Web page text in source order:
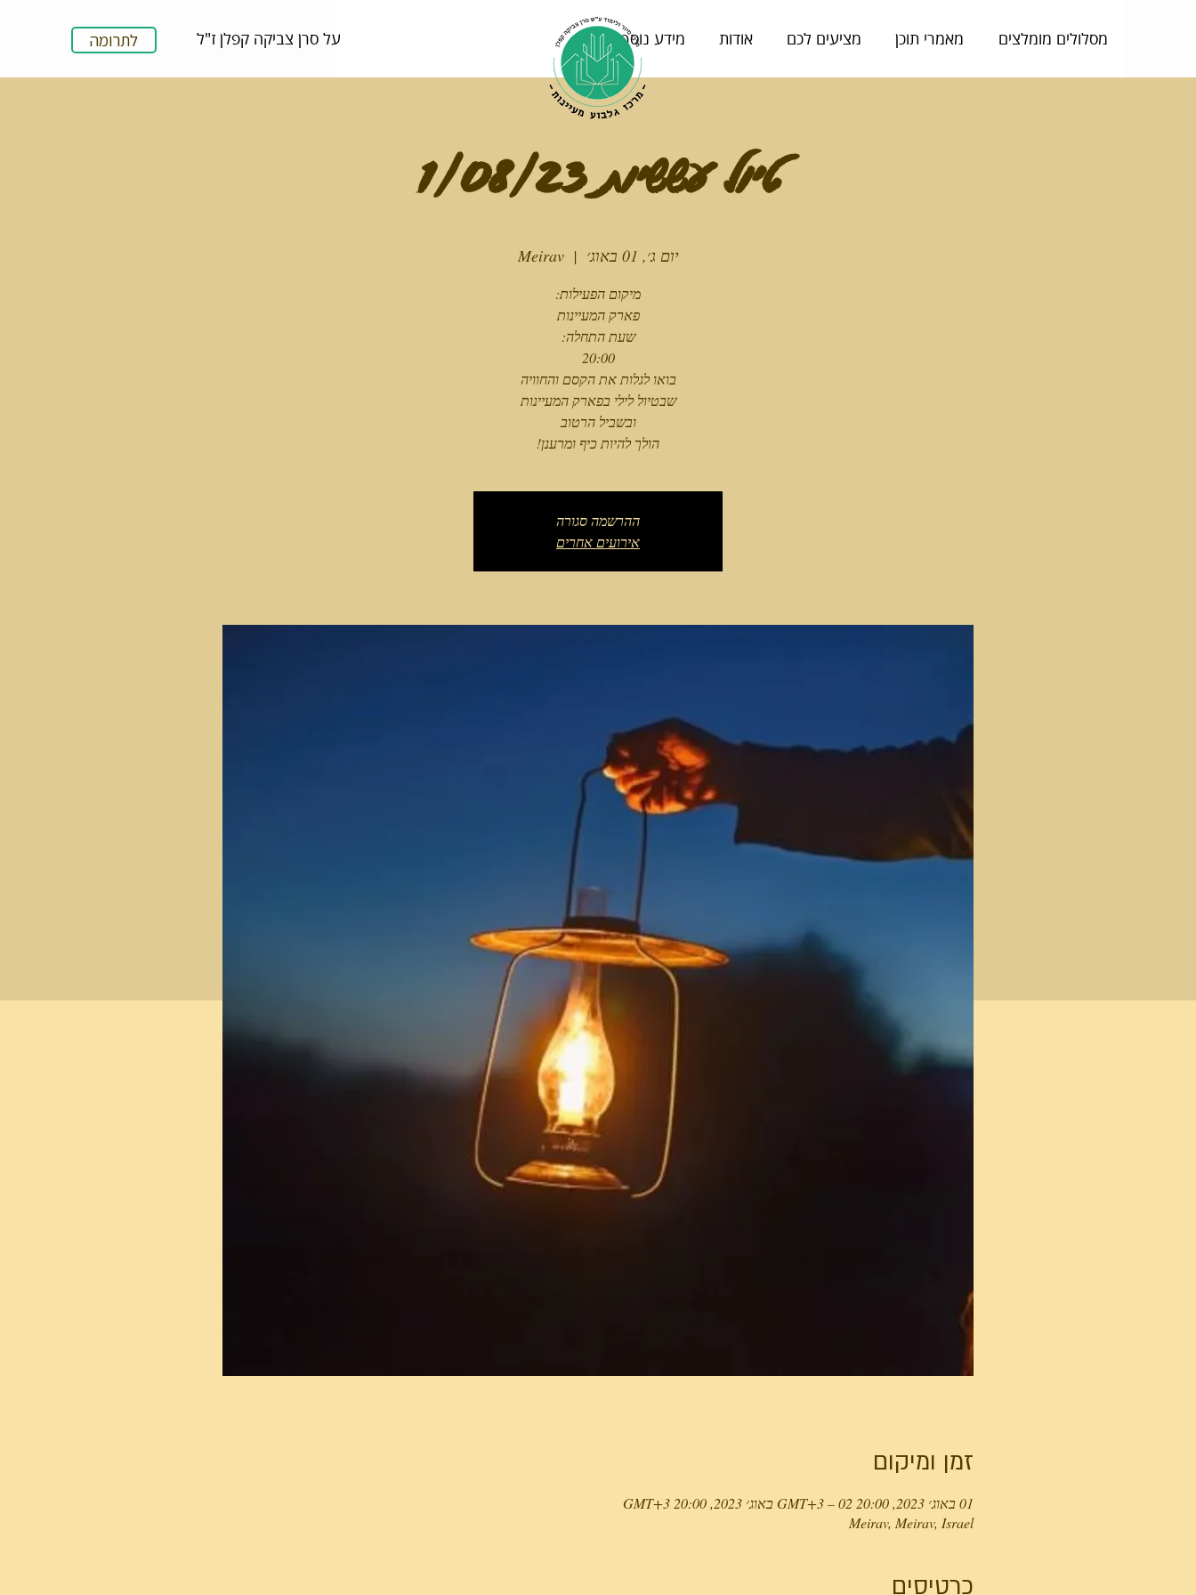
לתרומה על סרן צביקה קפלן ז"ל מסלולים מומלצים מאמרי תוכן מציעים לכם אודות מידע נוסף
טיול עששיות 1/08/23
יום ג׳, 01 באוג׳
  |
Meirav
הולך להיות כיף ומרענן!
ההרשמה סגורה
אירועים אחרים
זמן ומיקום
01 באוג׳ 2023, 20:00 GMT‎+3‎ – 02 באוג׳ 2023, 20:00 GMT‎+3‎
Meirav, Meirav, Israel
כרטיסים